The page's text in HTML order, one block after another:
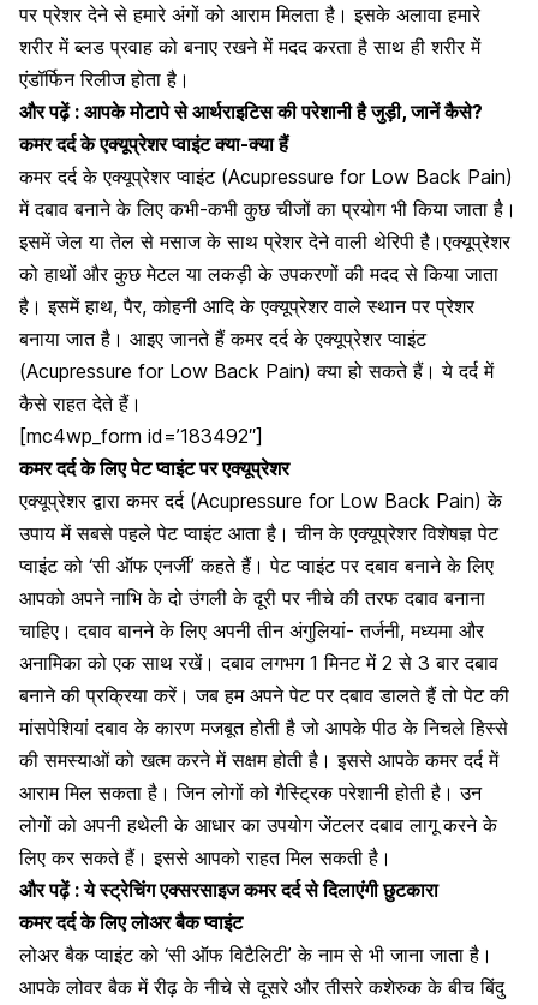
पर प्रेशर देने से हमारे अंगों को आराम मिलता है। इसके अलावा हमारे
शरीर में ब्लड प्रवाह को बनाए रखने में मदद करता है साथ ही शरीर में
एंडॉर्फिन रिलीज होता है।
और पढ़ें : आपके मोटापे से आर्थराइटिस की परेशानी है जुड़ी, जानें कैसे?
कमर दर्द के एक्यूप्रेशर प्वाइंट क्या-क्या हैं
कमर दर्द के एक्यूप्रेशर प्वाइंट (Acupressure for Low Back Pain)
में दबाव बनाने के लिए कभी-कभी कुछ चीजों का प्रयोग भी किया जाता है।
इसमें जेल या तेल से मसाज के साथ प्रेशर देने वाली थेरिपी है।एक्यूप्रेशर
कोहाथों और कुछ मेटल या लकड़ी के उपकरणों की मदद से किया जाता
है। इसमें हाथ, पैर, कोहनी आदि के एक्यूप्रेशर वाले स्थान पर प्रेशर
बनाया जात है। आइए जानते हैं कमर दर्द के एक्यूप्रेशर प्वाइंट
(Acupressure for Low Back Pain) क्या हो सकते हैं। ये दर्द में
कैसे राहत देते हैं।
[mc4wp_form id=’183492″]
कमर दर्द के लिए पेट प्वाइंट पर एक्यूप्रेशर
एक्यूप्रेशर द्वारा कमर दर्द (Acupressure for Low Back Pain) के
उपाय में सबसे पहलेपेटप्वाइंट आता है। चीन के एक्यूप्रेशर विशेषज्ञ पेट
प्वाइंट को ‘सी ऑफ एनर्जी’ कहते हैं। पेट प्वाइंट पर दबाव बनाने के लिए
आपको अपनेनाभिके दोउंगली के दूरी पर नीचे की तरफ दबाव बनाना
चाहिए। दबाव बानने के लिए अपनी तीन अंगुलियां- तर्जनी, मध्यमा और
अनामिका को एक साथ रखें। दबाव लगभग 1 मिनट में 2 से 3 बार दबाव
बनाने की प्रक्रिया करें। जब हम अपने पेट पर दबाव डालते हैं तो पेट की
मांसपेशियां दबाव के कारण मजबूत होती है जो आपकेपीठ के निचले हिस्से
की समस्याओं को खत्म करने में सक्षम होती है। इससे आपके कमर दर्द में
आराम मिल सकता है। जिन लोगों को गैस्ट्रिक परेशानी होती है। उन
लोगों को अपनी हथेली के आधार का उपयोग जेंटलर दबाव लागू करने के
लिए कर सकते हैं। इससे आपको राहत मिल सकती है।
और पढ़ें :ये स्ट्रेचिंग एक्सरसाइज कमर दर्द से दिलाएंगी छुटकारा
कमर दर्द के लिए लोअर बैक प्वाइंट
लोअर बैक प्वाइंट को ‘सी ऑफ विटैलिटी’ के नाम से भी जाना जाता है।
आपके लोवर बैक मेंरीढ़ के नीचे से दूसरे और तीसरे कशेरुक के बीच बिंदु